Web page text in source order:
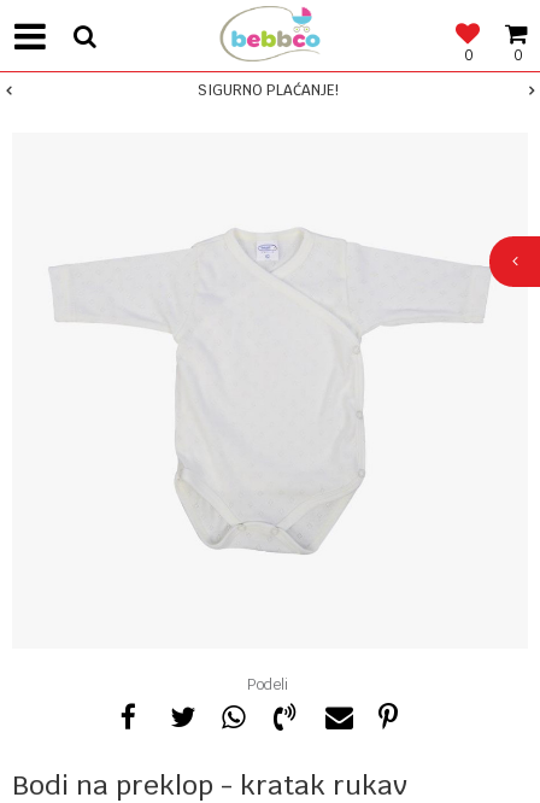
0
0
SIGURNO PLAĆANJE!
Podeli
Bodi na preklop - kratak rukav